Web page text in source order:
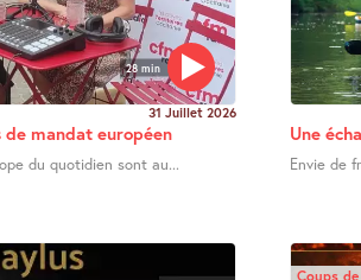
28 min
31 Juillet 2026
mandat européen
du quotidien sont au...
Une
Envie de
Coups